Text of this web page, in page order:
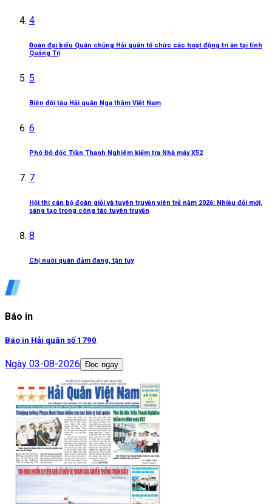
4
Đoàn đại biểu Quân chủng Hải quân tổ chức các hoạt động tri ân tại tỉnh
Quảng Trị
5
Biên đội tàu Hải quân Nga thăm Việt Nam
6
Phó Đô đốc Trần Thanh Nghiêm kiểm tra Nhà máy X52
7
Hội thi cán bộ đoàn giỏi và tuyên truyền viên trẻ năm 2026: Nhiều đổi mới,
sáng tạo trong công tác tuyên truyền
8
Chị nuôi quân đảm đang, tận tụy
Báo in
Báo in Hải quân số 1790
Ngày 03-08-2026 Đọc ngay